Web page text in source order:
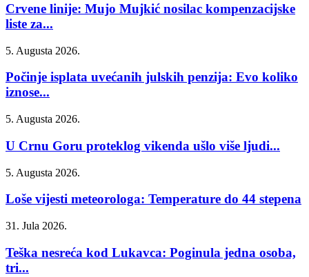
Crvene linije: Mujo Mujkić nosilac kompenzacijske
liste za...
5. Augusta 2026.
Počinje isplata uvećanih julskih penzija: Evo koliko
iznose...
5. Augusta 2026.
U Crnu Goru proteklog vikenda ušlo više ljudi...
5. Augusta 2026.
Loše vijesti meteorologa: Temperature do 44 stepena
31. Jula 2026.
Teška nesreća kod Lukavca: Poginula jedna osoba,
tri...